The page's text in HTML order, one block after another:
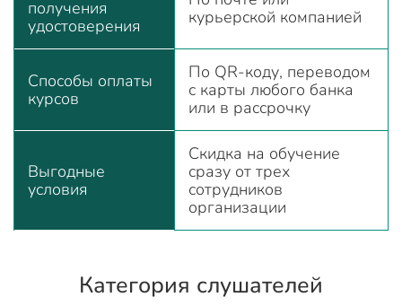
получения
удостоверения
курьерской компанией
Способы оплаты
курсов
По QR-коду, переводом
с карты любого банка
или в рассрочку
Выгодные
условия
Скидка на обучение
сразу от трех
сотрудников
организации
Категория слушателей